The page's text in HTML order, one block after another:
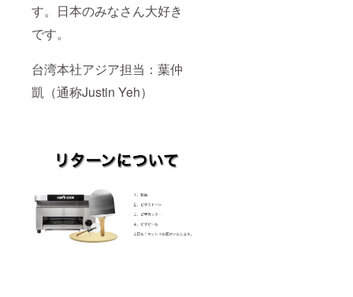
す。日本のみなさん大好き
です。
台湾本社アジア担当：葉仲
凱（通称Justin Yeh）